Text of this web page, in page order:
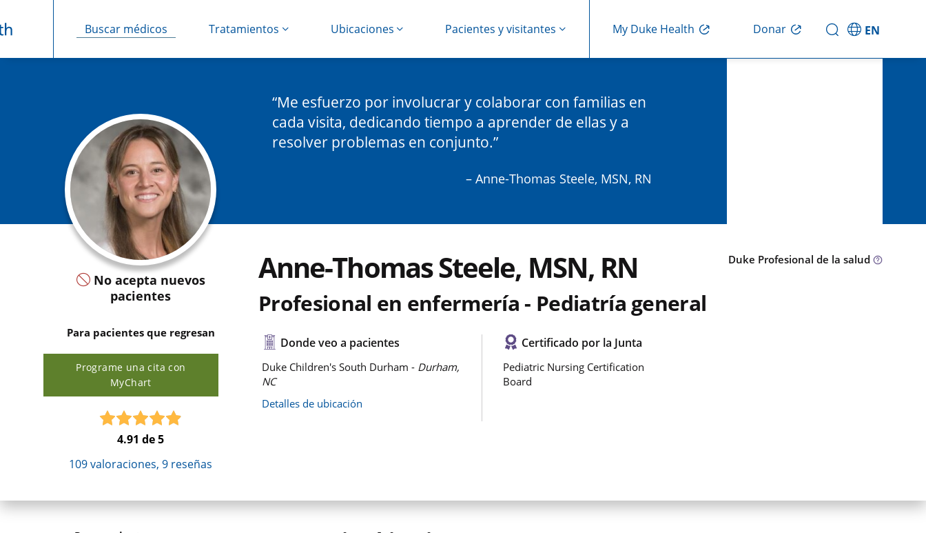
Buscar médicos Tratamientos Ubicaciones Pacientes y visitantes My Duke Health Donar EN
No acepta nuevos
pacientes
Para pacientes que regresan
Programe una cita con
MyChart
4.91 de 5
109valoraciones, 9 reseñas
Me esfuerzo por involucrar y colaborar con familias en
cada visita, dedicando tiempo a aprender de ellas y a
resolver problemas en conjunto.
– Anne-Thomas Steele, MSN, RN
Anne-Thomas Steele, MSN, RN
Profesional en enfermería - Pediatría general
Duke Profesional de la salud
Donde veo a pacientes
Duke Children's South Durham - Durham,
NC
Detalles de ubicación
Certificado por la Junta
Pediatric Nursing Certification
Board